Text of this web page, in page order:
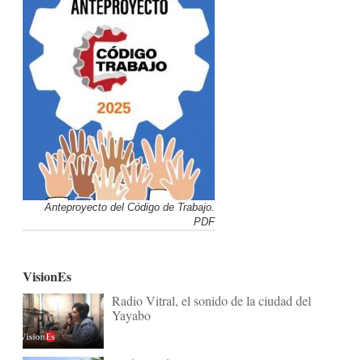
Anteproyecto del Código de Trabajo.
PDF
VisionEs
Radio Vitral, el sonido de la ciudad del
Yayabo